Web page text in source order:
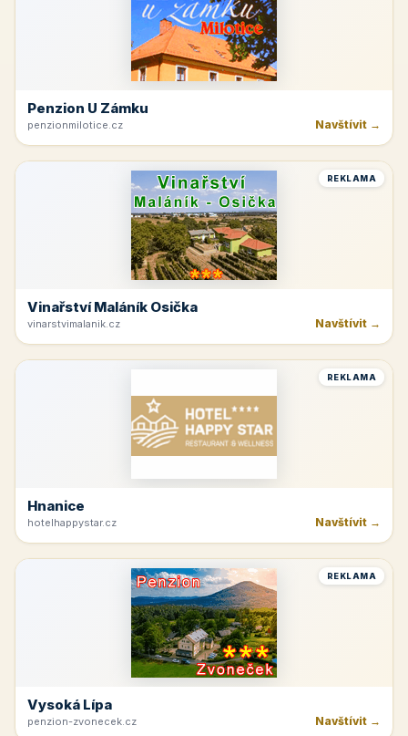
Penzion U Zámku
penzionmilotice.cz Navštívit →
REKLAMA
Vinařství Maláník Osička
vinarstvimalanik.cz Navštívit →
REKLAMA
Hnanice
hotelhappystar.cz Navštívit →
REKLAMA
Vysoká Lípa
penzion-zvonecek.cz Navštívit →